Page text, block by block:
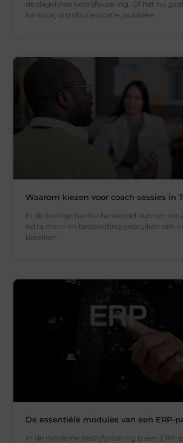
de dagelijkse bedrijfsvoering. Of het nu
kantoor, distributielocatie, publieke
Waarom kiezen voor coach sessies in
In de huidige hectische wereld kunnen we
extra steun en begeleiding gebruiken om
bereiken
De essentiële modules van een ERP-
In de moderne bedrijfsvoering is een ERP-